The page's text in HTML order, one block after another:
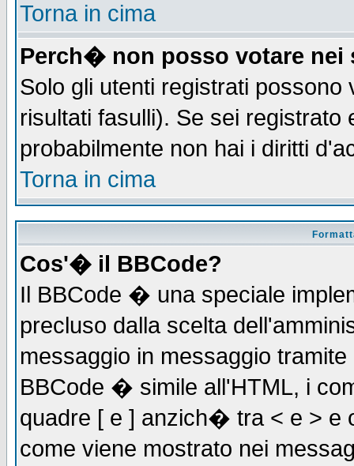
Torna in cima
Perch� non posso votare nei
Solo gli utenti registrati
risultati fasulli). Se sei
probabilmente non hai i diritti
Torna in cima
Cos'� il BBCode?
Il BBCode � una speciale
precluso dalla scelta
messaggio in messaggio
BBCode � simile all'HTML, i
quadre [ e ] anzich� tra < e > e
come viene mostrato nei